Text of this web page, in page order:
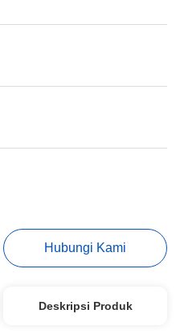
Hubungi Kami
Deskripsi Produk